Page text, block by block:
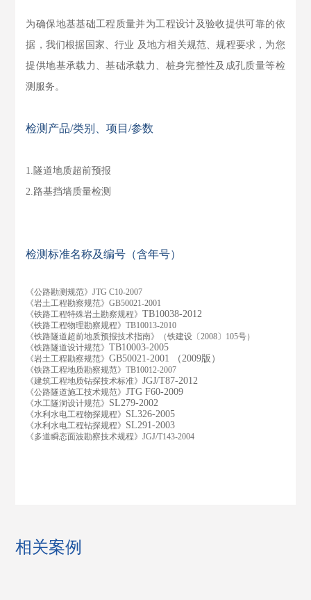
为确保地基基础工程质量并为工程设计及验收提供可靠的依
据，我们根据国家、行业 及地方相关规范、规程要求，为您
提供地基承载力、基础承载力、桩身完整性及成孔质量等检
测服务。
检测产品/类别、项目/参数
1. 隧道地质超前预报
2. 路基挡墙质量检测
检测标准名称及编号（含年号）
《公路勘测规范》JTG C10-2007
《岩土工程勘察规范》GB50021-2001
《铁路工程特殊岩土勘察规程》TB10038-2012
《铁路工程物理勘察规程》TB10013-2010
《铁路隧道超前地质预报技术指南》（铁建设〔2008〕105号）
《铁路隧道设计规范》TB10003-2005
《岩土工程勘察规范》GB50021-2001 （2009版）
《铁路工程地质勘察规范》TB10012-2007
《建筑工程地质钻探技术标准》JGJ/T87-2012
《公路隧道施工技术规范》JTG F60-2009
《水工隧洞设计规范》 SL279-2002
《水利水电工程物探规程》 SL326-2005
《水利水电工程钻探规程》 SL291-2003
《多道瞬态面波勘察技术规程》JGJ/T143-2004
相关案例